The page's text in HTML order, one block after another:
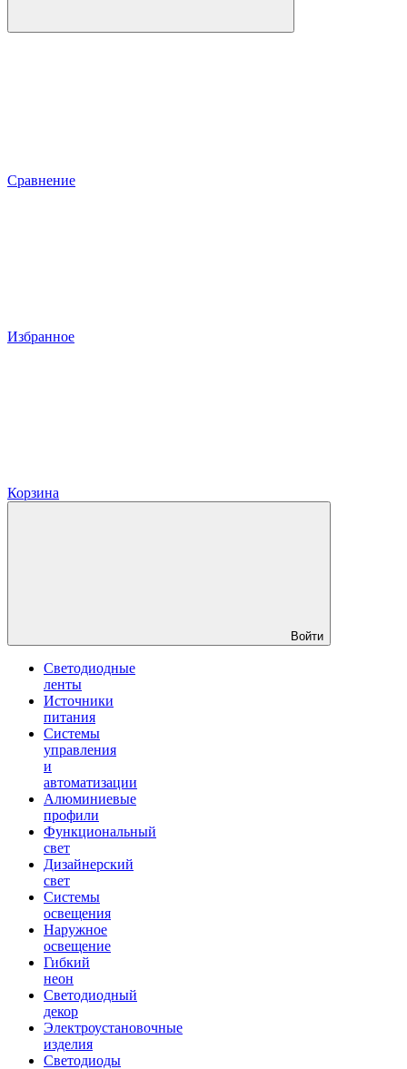
Сравнение
Избранное
Корзина
Войти
Светодиодные
ленты
Источники
питания
Системы
управления
и
автоматизации
Алюминиевые
профили
Функциональный
свет
Дизайнерский
свет
Системы
освещения
Наружное
освещение
Гибкий
неон
Светодиодный
декор
Электроустановочные
изделия
Светодиоды